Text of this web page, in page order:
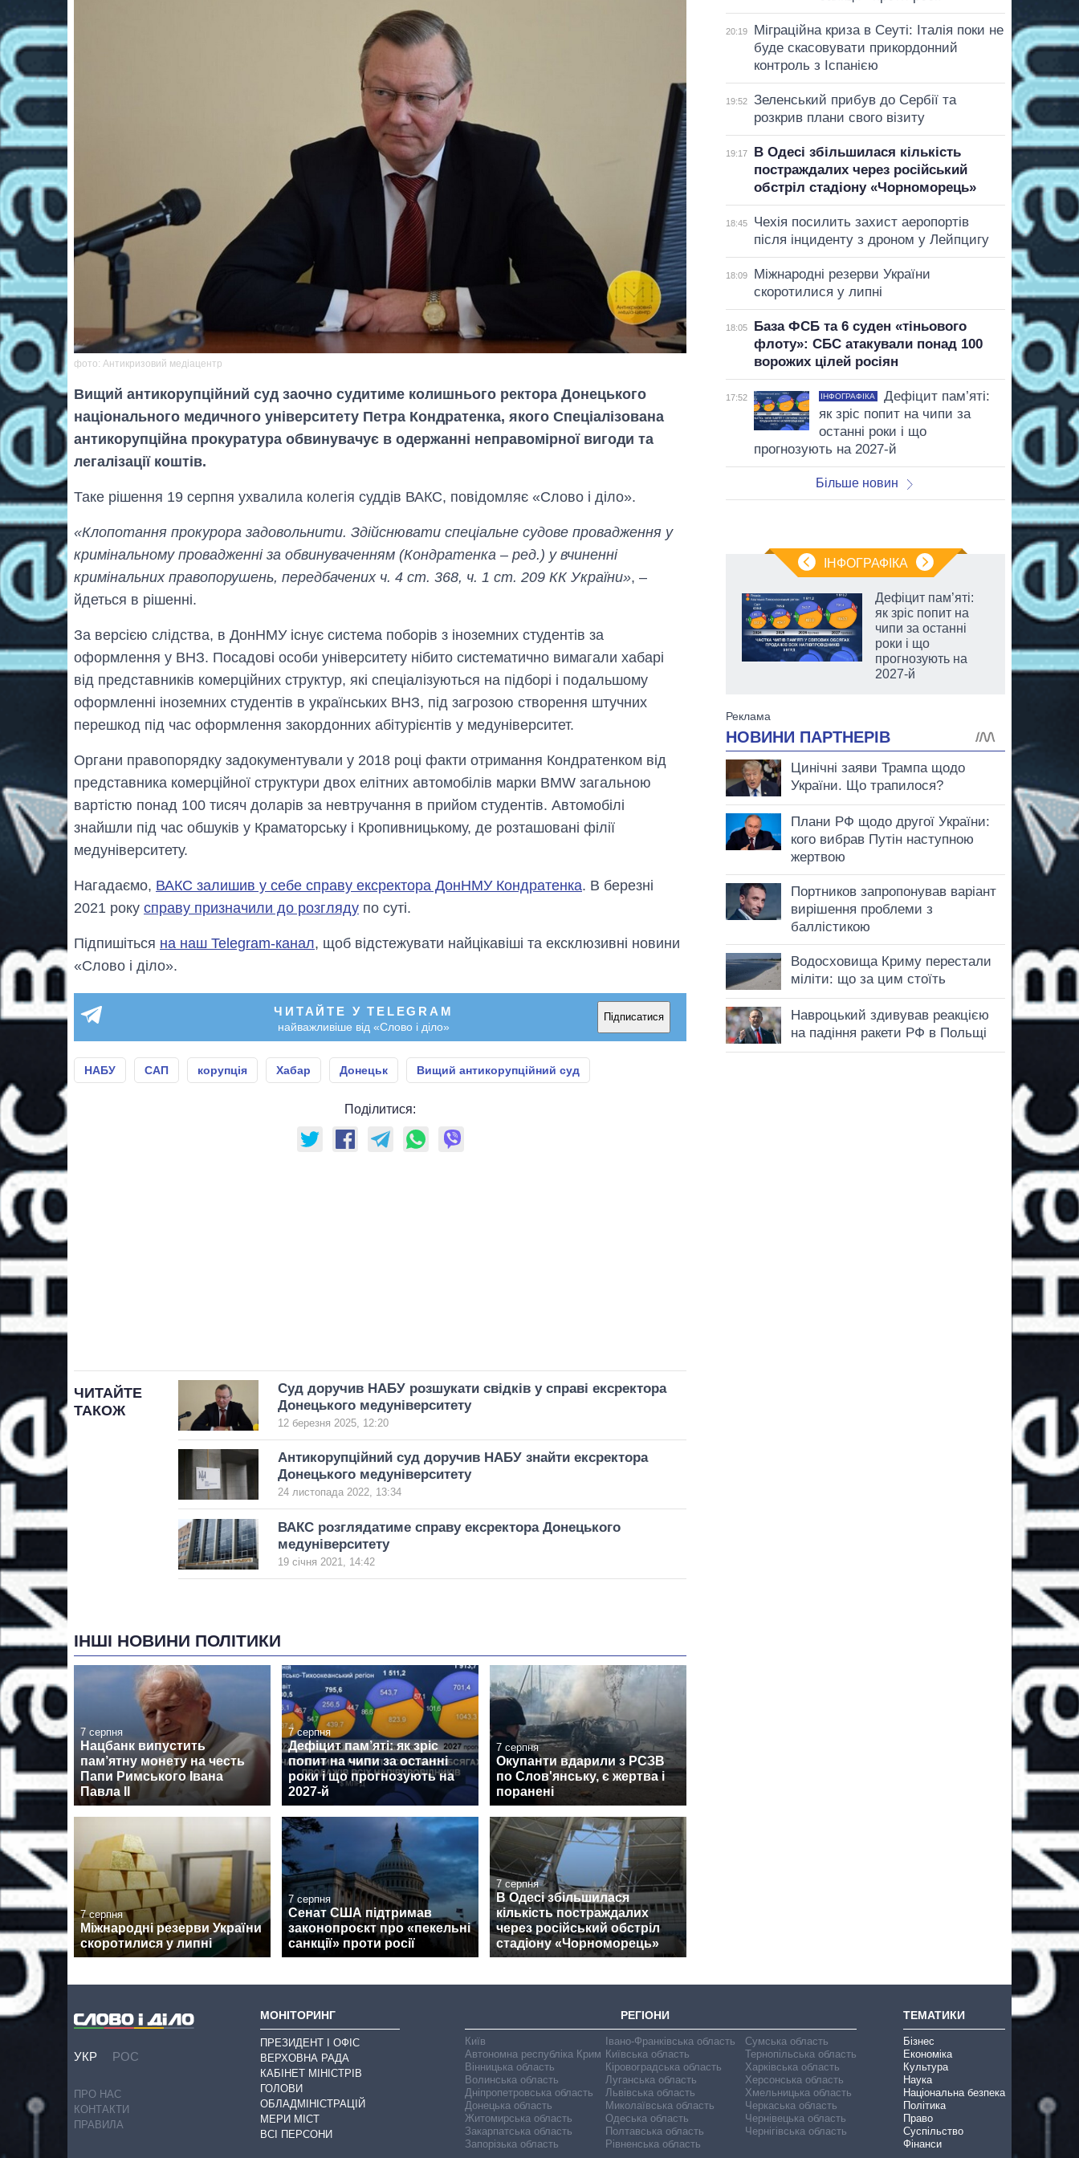
фото: Антикризовий медіацентр
Вищий антикорупційний суд заочно судитиме колишнього ректора Донецького
національного медичного університету Петра Кондратенка, якого Спеціалізована
антикорупційна прокуратура обвинувачує в одержанні неправомірної вигоди та
легалізації коштів.
Таке рішення 19 серпня ухвалила колегія суддів ВАКС, повідомляє «Слово і діло».
«Клопотання прокурора задовольнити. Здійснювати спеціальне судове провадження у
кримінальному провадженні за обвинуваченням (Кондратенка – ред.) у вчиненні
кримінальних правопорушень, передбачених ч. 4 ст. 368, ч. 1 ст. 209 КК України», –
йдеться в рішенні.
За версією слідства, в ДонНМУ існує система поборів з іноземних студентів за
оформлення у ВНЗ. Посадові особи університету нібито систематично вимагали хабарі
від представників комерційних структур, які спеціалізуються на підборі і подальшому
оформленні іноземних студентів в українських ВНЗ, під загрозою створення штучних
перешкод під час оформлення закордонних абітурієнтів у медуніверситет.
Органи правопорядку задокументували у 2018 році факти отримання Кондратенком від
представника комерційної структури двох елітних автомобілів марки BMW загальною
вартістю понад 100 тисяч доларів за невтручання в прийом студентів. Автомобілі
знайшли під час обшуків у Краматорську і Кропивницькому, де розташовані філії
медуніверситету.
Нагадаємо, ВАКС залишив у себе справу ексректора ДонНМУ Кондратенка. В березні
2021 року справу призначили до розгляду по суті.
Підпишіться на наш Telegram-канал, щоб відстежувати найцікавіші та ексклюзивні новини
«Слово і діло».
ЧИТАЙТЕ У TELEGRAM
найважливіше від «Слово і діло»
Підписатися
НАБУ САП корупція Хабар Донецьк Вищий антикорупційний суд
Поділитися:
ЧИТАЙТЕ
ТАКОЖ
Суд доручив НАБУ розшукати свідків у справі ексректора
Донецького медуніверситету
12 березня 2025, 12:20
Антикорупційний суд доручив НАБУ знайти ексректора
Донецького медуніверситету
24 листопада 2022, 13:34
ВАКС розглядатиме справу ексректора Донецького
медуніверситету
19 січня 2021, 14:42
ІНШІ НОВИНИ ПОЛІТИКИ
7 серпня
Нацбанк випустить
пам’ятну монету на честь
Папи Римського Івана
Павла II
7 серпня
Дефіцит пам’яті: як зріс
попит на чипи за останні
роки і що прогнозують на
2027-й
7 серпня
Окупанти вдарили з РСЗВ
по Слов'янську, є жертва і
поранені
7 серпня
Міжнародні резерви України
скоротилися у липні
7 серпня
Сенат США підтримав
законопроєкт про «пекельні
санкції» проти росії
7 серпня
В Одесі збільшилася
кількість постраждалих
через російський обстріл
стадіону «Чорноморець»
20:19
Міграційна криза в Сеуті: Італія поки не
буде скасовувати прикордонний
контроль з Іспанією
19:52
Зеленський прибув до Сербії та
розкрив плани свого візиту
19:17
В Одесі збільшилася кількість
постраждалих через російський
обстріл стадіону «Чорноморець»
18:45
Чехія посилить захист аеропортів
після інциденту з дроном у Лейпцигу
18:09
Міжнародні резерви України
скоротилися у липні
18:05
База ФСБ та 6 суден «тіньового
флоту»: СБС атакували понад 100
ворожих цілей росіян
17:52 ІНФОГРАФІКА
Дефіцит пам’яті:
як зріс попит на чипи за
останні роки і що
прогнозують на 2027-й
Більше новин
ІНФОГРАФІКА
великої війни
Дефіцит пам’яті:
як зріс попит на
чипи за останні
роки і що
прогнозують на
2027-й
УКР РОС
ПРО НАС
КОНТАКТИ
ПРАВИЛА
МОНІТОРИНГ
ПРЕЗИДЕНТ І ОФІС
ВЕРХОВНА РАДА
КАБІНЕТ МІНІСТРІВ
ГОЛОВИ
ОБЛАДМІНІСТРАЦІЙ
МЕРИ МІСТ
ВСІ ПЕРСОНИ
РЕГІОНИ
Київ
Автономна республіка Крим
Вінницька область
Волинська область
Дніпропетровська область
Донецька область
Житомирська область
Закарпатська область
Запорізька область
Івано-Франківська область
Київська область
Кіровоградська область
Луганська область
Львівська область
Миколаївська область
Одеська область
Полтавська область
Рівненська область
Сумська область
Тернопільська область
Харківська область
Херсонська область
Хмельницька область
Черкаська область
Чернівецька область
Чернігівська область
ТЕМАТИКИ
Бізнес
Економіка
Культура
Наука
Національна безпека
Політика
Право
Суспільство
Фінанси